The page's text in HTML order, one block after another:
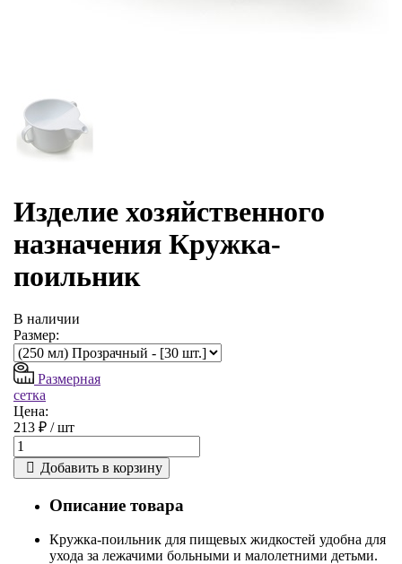
Изделие хозяйственного
назначения Кружка-
поильник
В наличии
Размер:
Размерная
сетка
Цена:
213 ₽ /шт
Добавить в корзину
Описание товара
Кружка-поильник для пищевых жидкостей удобна для
ухода за лежачими больными и малолетними детьми.